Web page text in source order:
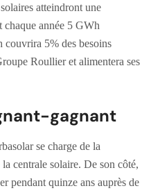
atteindront une
chaque année 5 GWh
couvrira 5% des besoins
Roullier et alimentera ses
gagnant
se charge de la
centrale solaire. De son côté,
pendant quinze ans auprès de